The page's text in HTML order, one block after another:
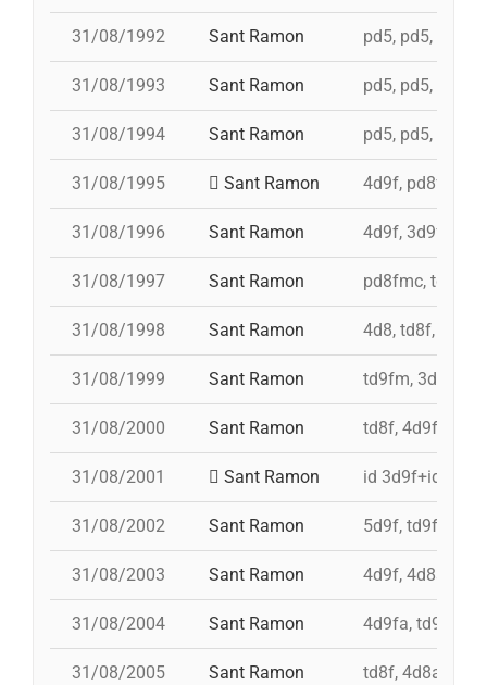
31/08/1992 Sant Ramon pd5, pd5, pd5,
31/08/1993 Sant Ramon pd5, pd5, pd5,
31/08/1994 Sant Ramon pd5, pd5, pd5,
31/08/1995 Sant Ramon 4d9f, pd8fmc,
31/08/1996 Sant Ramon 4d9f, 3d9f,
31/08/1997 Sant Ramon pd8fmc, td8f,
31/08/1998 Sant Ramon 4d8, td8f,
31/08/1999 Sant Ramon td9fm, 3d9f,
31/08/2000 Sant Ramon td8f, 4d9f, 3d8,
31/08/2001 Sant Ramon id 3d9f+id
31/08/2002 Sant Ramon 5d9f, td9fm,
31/08/2003 Sant Ramon 4d9f, 4d8a,
31/08/2004 Sant Ramon 4d9fa, td9fm,
31/08/2005 Sant Ramon td8f, 4d8a, 3d8,